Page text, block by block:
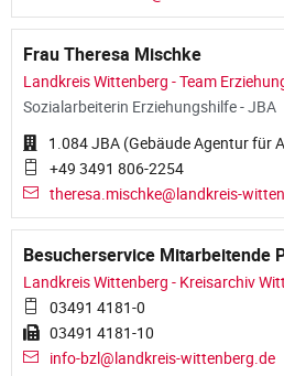
Frau Theresa Mischke
Landkreis Wittenberg - Team
Sozialarbeiterin Erziehungshilfe - JBA
1.084 JBA (Gebäude Agentur für
+49 3491 806-2254
theresa.mischke@landkreis-
Besucherservice Mitarbeitende
Landkreis Wittenberg - Kreisarchiv
03491 4181-0
03491 4181-10
info-bzl@landkreis-wittenberg.de